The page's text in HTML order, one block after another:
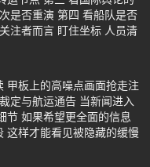
是否重演 第四 看船队是否
注者而言 盯住坐标 人员清
甲板上的高噪点画面抢走注
定与航运通告 当新闻进入
节 如果希望更全面的信息
这样才能看见被隐藏的缓慢